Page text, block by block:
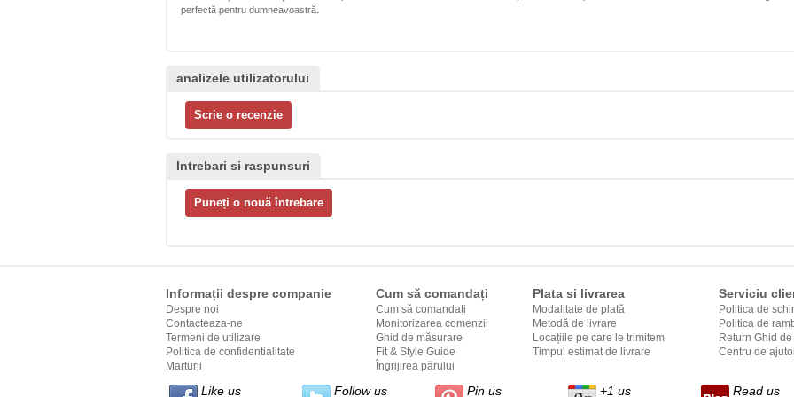
perfectă pentru dumneavoastră.
analizele utilizatorului
Intrebari si raspunsuri
Informații despre companie
Despre noi
Contacteaza-ne
Termeni de utilizare
Politica de confidentialitate
Marturii
Cum să comandați
Cum să comandați
Monitorizarea comenzii
Ghid de măsurare
Fit & Style Guide
Îngrijirea părului
Plata si livrarea
Modalitate de plată
Metodă de livrare
Locațiile pe care le trimitem
către
Timpul estimat de livrare
Serviciu
Politica de
Politica de
Return Ghid
Centru de
Like us Follow us Pin us +1 us Read us